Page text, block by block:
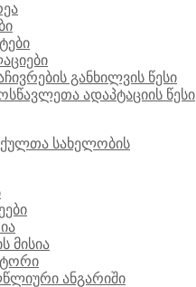
განხილვის წესი
ადაპტაციის წესი
მისია
ანგარიში